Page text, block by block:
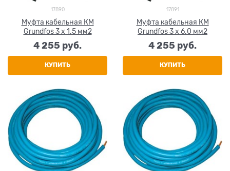
17890
Муфта кабельная КМ
Grundfos 3 х 1.5 мм2
4 255 руб.
КУПИТЬ
17891
Муфта кабельная КМ
Grundfos 3 х 6.0 мм2
4 255 руб.
КУПИТЬ